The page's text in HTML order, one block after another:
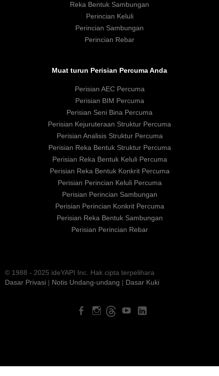
Reka Bentuk Sambungan
Perincian Keluli
Perincian Sambungan
Perincian Rebar
Muat turun Perisian Percuma Anda
Perisian AEC Percuma
Perisian BIM Percuma
Perisian Seni Bina Percuma
Perisian Kejuruteraan Struktur Percuma
Perisian Analisis Struktur Percuma
Perisian Reka Bentuk Struktur Percuma
Perisian Reka Bentuk Keluli Percuma
Perisian Reka Bentuk Konkrit Percuma
Perisian Perincian Keluli Percuma
Perisian Perincian Sambungan
Perisian Perincian Konkrit Percuma
Perisian Reka Bentuk Sambungan
Perisian Perincian Rebar
© 1988 - 2025 ideYAPI Inc. Hak cipta terpelihara
Dasar Privasi | Notis Undang-undang | Dasar Kuki